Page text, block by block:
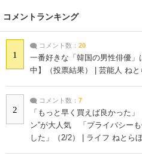
コメントランキング
1
コメント数： 20
一番好きな「韓国の男性俳優
中】（投票結果） | 芸能人 ねと
2
コメント数： 7
「もっと早く買えば良かった
ン”が大人気 「プライバシー
した」（2/2） | ライフ ねとら